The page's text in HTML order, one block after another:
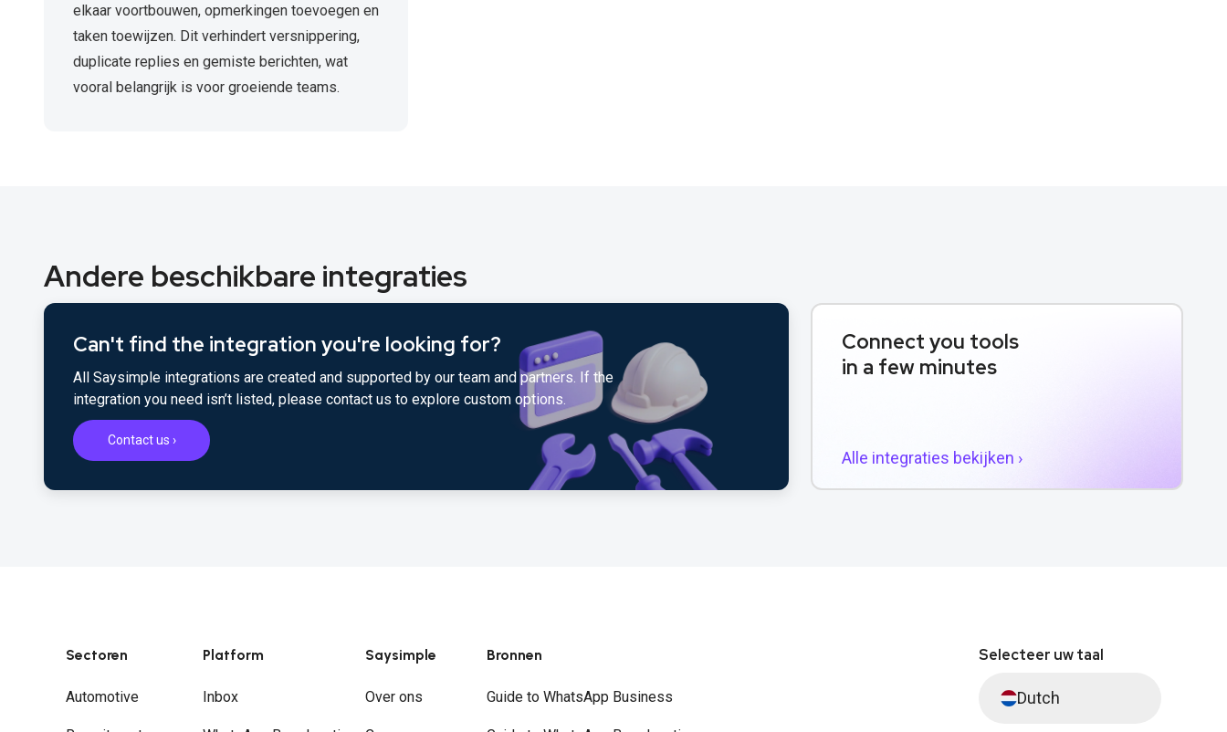
elkaar voortbouwen, opmerkingen toevoegen en
taken toewijzen. Dit verhindert versnippering,
duplicate replies en gemiste berichten, wat
vooral belangrijk is voor groeiende teams.
Andere beschikbare integraties
Can't find the integration you're looking for?
All Saysimple integrations are created and supported by our team and partners. If the
integration you need isn’t listed, please contact us to explore custom options.
Contact us ›
Connect you tools
in a few minutes
Alle integraties bekijken ›
Sectoren
Automotive
Platform
Inbox
Saysimple
Over ons
Bronnen
Guide to WhatsApp Business
Selecteer uw taal
Dutch